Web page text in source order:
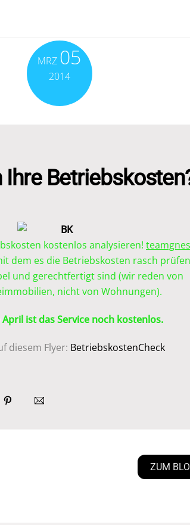
MRZ 05
2014
kostenlos analysieren!
dem es die Betriebskosten rasch
und gerechtfertigt sind (wir reden von
nicht von Wohnungen).
ist das Service noch kostenlos.
diesem Flyer: BetriebskostenCheck
ZUM